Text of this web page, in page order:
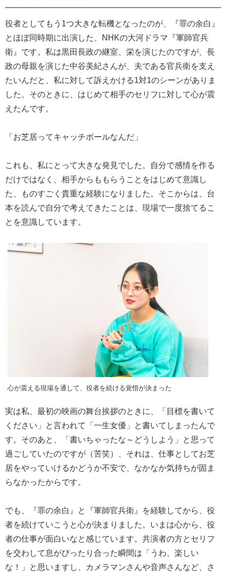
役者としてもう1つ大きな転機となったのが、『罪の余白』
とほぼ同時期に出演した、NHKの大河ドラマ『軍師官兵
衛』です。私は黒田長政の継室、栄を演じたのですが、長
政の母親を演じた中谷美紀さんが、夫である官兵衛を支え
たいんだと、私に対して訴えかける1対1のシーンがありま
した。そのときに、はじめて相手のセリフに対して心が震
えたんです。
「お芝居ってキャッチボールなんだ」
これも、私にとって大きな発見でした。自分で感情を作る
だけではなく、相手からももらうことをはじめて意識し
た、ものすごく貴重な経験になりました。そこからは、台
本を読んで自分で考えてきたことは、現場で一度捨てるこ
とを意識しています。
心が震える現場を通して、役者を続ける覚悟が決まった
実は私、最初の映画の舞台挨拶のときに、「目標を書いて
ください」と言われて「一生女優」と書いてしまったんで
す。そのあと、「書いちゃったな～どうしよう」と思って
過ごしていたのですが（苦笑）、それは、仕事としてお芝
居をやっていけるかどうか不安で、なかなか気持ちが固ま
らなかったからです。
でも、『罪の余白』と『軍師官兵衛』を経験してから、役
者を続けていこうと心が決まりました。いまは心から、役
者の仕事が面白いなと感じています。共演者の方とセリフ
を交わして息がぴったり合った瞬間は「うわ、楽しい
な！」と思いますし、カメラマンさんや音声さんなど、さ